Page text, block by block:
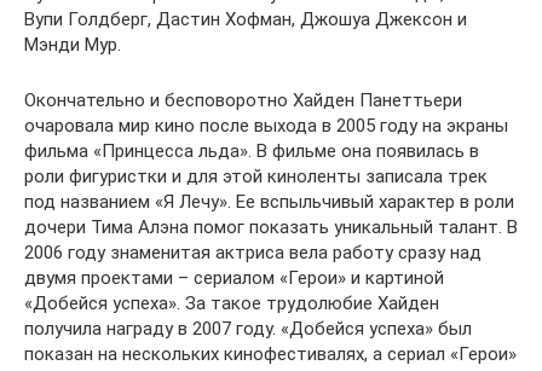
Вупи Голдберг, Дастин Хофман, Джошуа Джексон и
Мэнди Мур.
Окончательно и бесповоротно Хайден Панеттьери
очаровала мир кино после выхода в 2005 году на экраны
фильма «Принцесса льда». В фильме она появилась в
роли фигуристки и для этой киноленты записала трек
под названием «Я Лечу». Ее вспыльчивый характер в роли
дочери Тима Алэна помог показать уникальный талант. В
2006 году знаменитая актриса вела работу сразу над
двумя проектами – сериалом «Герои» и картиной
«Добейся успеха». За такое трудолюбие Хайден
получила награду в 2007 году. «Добейся успеха» был
показан на нескольких кинофестивалях, а сериал «Герои»